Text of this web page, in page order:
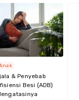
& Penyebab
Besi (ADB)